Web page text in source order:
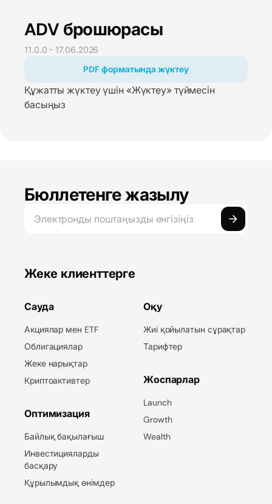
ADV брошюрасы
11.0.0 - 17.06.2026
PDF форматында жүктеу
Құжатты жүктеу үшін «Жүктеу» түймесін
басыңыз
Бюллетенге жазылу
Жеке клиенттерге
Сауда
Акциялар мен ETF
Облигациялар
Жеке нарықтар
Криптоактивтер
Оптимизация
Байлық бақылағыш
Инвестицияларды
басқару
Құрылымдық өнімдер
Оқу
Жиі қойылатын сұрақтар
Тарифтер
Жоспарлар
Launch
Growth
Wealth